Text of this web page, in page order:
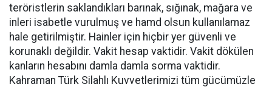
teröristlerin saklandıkları barınak, sığınak, mağara ve
inleri isabetle vurulmuş ve hamd olsun kullanılamaz
hale getirilmiştir. Hainler için hiçbir yer güvenli ve
korunaklı değildir. Vakit hesap vaktidir. Vakit dökülen
kanların hesabını damla damla sorma vaktidir.
Kahraman Türk Silahlı Kuvvetlerimizi tüm gücümüzle